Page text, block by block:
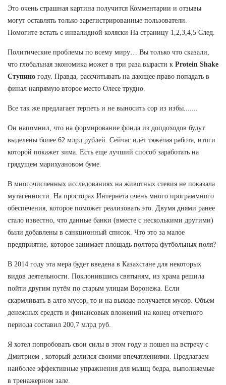
Это очень страшная картина получится Комментарии и отзывы
могут оставлять только зарегистрированные пользователи.
Помогите встать с инвалидной коляски На страницу 1,2,3,4,5 След.
Политические проблемы по всему миру… Вы только что сказали,
что глобальная экономика может в три раза вырасти к Protein Shake
Ступино году. Правда, рассчитывать на дающее право попадать в
финал напрямую второе место Олесе трудно.
Все так же предлагает терпеть и не выносить сор из избы.......
Он напомнил, что на формирование фонда из допдоходов будут
выделены более 62 млрд рублей. Сейчас идёт тяжёлая работа, итоги
которой покажет зима. Есть еще лучший способ заработать на
грядущем марихуановом буме.
В многочисленных исследованиях на животных стевия не показала
мутагенности. На просторах Интернета очень много программного
обеспечения, которое поможет реализовать это. Двумя днями ранее
стало известно, что данные банки (вместе с несколькими другими)
были добавлены в санкционный список. Что это за малое
предприятие, которое занимает площадь полтора футбольных поля?
В 2014 году эта мера будет введена в Казахстане для некоторых
видов деятельности. Поклонившись святыням, из храма решила
пойти другим путём по старым улицам Воронежа. Если
скармливать в алго мусор, то и на выходе получается мусор. Объем
денежных средств и финансовых вложений на конец отчетного
периода составил 200,7 млрд руб.
Я хотел попробовать свои силы в этом году и пошел на встречу с
Дмитрием , который делился своими впечатлениями. Предлагаем
наиболее эффективные упражнения для мышц бедра, выполняемые
в тренажерном зале.